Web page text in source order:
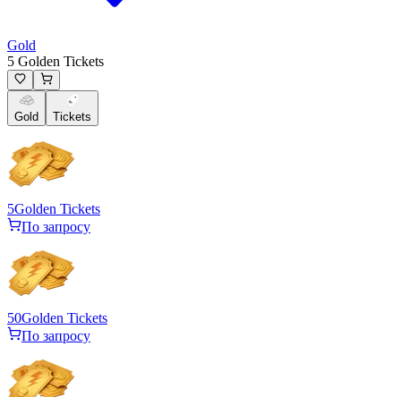
Gold
5 Golden Tickets
Gold Tickets
5Golden Tickets
По запросу
50Golden Tickets
По запросу